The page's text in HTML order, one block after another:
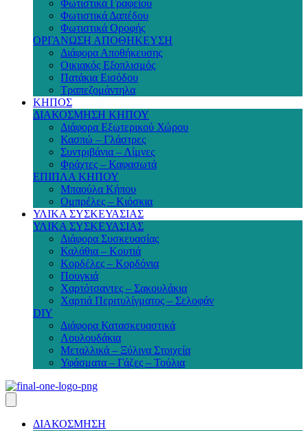
Φωτιστικά Γραφείου
Φωτιστικά Δαπέδου
Φωτιστικά Οροφής
ΟΡΓΑΝΩΣΗ ΑΠΟΘΗΚΕΥΣΗ
Διάφορα Αποθήκευσης
Οικιακός Εξοπλισμός
Πατάκια Εισόδου
Τραπεζομάντηλα
ΚΗΠΟΣ
ΔΙΑΚΟΣΜΗΣΗ ΚΗΠΟΥ
Διάφορα Εξωτερικού Χώρου
Κασπώ – Γλάστρες
Συντριβάνια – Λίμνες
Φράχτες – Καφασωτά
ΕΠΙΠΛΑ ΚΗΠΟΥ
Μπαούλα Κήπου
Ομπρέλες – Κιόσκια
ΥΛΙΚΑ ΣΥΣΚΕΥΑΣΙΑΣ
ΥΛΙΚΑ ΣΥΣΚΕΥΑΣΙΑΣ
Διάφορα Συσκευασίας
Καλάθια – Κουτιά
Κορδέλες – Κορδόνια
Πουγκιά
Χαρτότσαντες – Σακουλάκια
Χαρτιά Περιτυλίγματος – Σελοφάν
DIY
Διάφορα Κατασκευαστικά
Λουλουδάκια
Μεταλλικά – Ξύλινα Στοιχεία
Υφάσματα – Γάζες – Τούλια
ΔΙΑΚΟΣΜΗΣΗ